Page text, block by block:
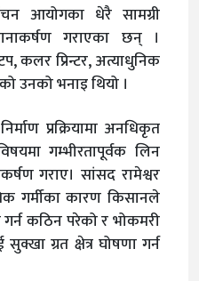
आयोगका धेरै सामग्री
गराएका छन् ।
कलर प्रिन्टर, अत्याधुनिक
उनको भनाइ थियो ।
प्रक्रियामा अनधिकृत
गम्भीरतापूर्वक लिन
गराए। सांसद रामेश्वर
गर्मीका कारण किसानले
कठिन परेको र भोकमरी
ग्रत क्षेत्र घोषणा गर्न